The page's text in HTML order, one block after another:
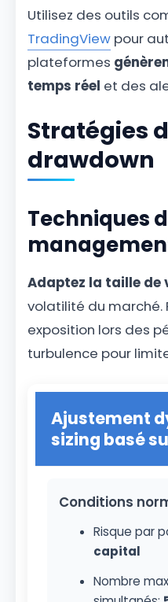
Utilisez des outils
TradingView pour
plateformes
temps réel et des
Stratégies
drawdown
Techniques
Adaptez la taille de
volatilité du marché.
exposition lors des
turbulence pour
Ajustement
sizing basé
Conditions
Risque par
capital
Nombre